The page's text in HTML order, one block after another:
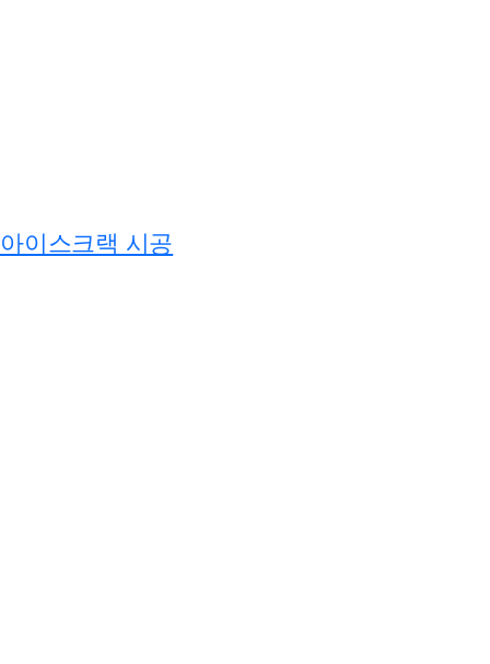
아이스크랙 시공